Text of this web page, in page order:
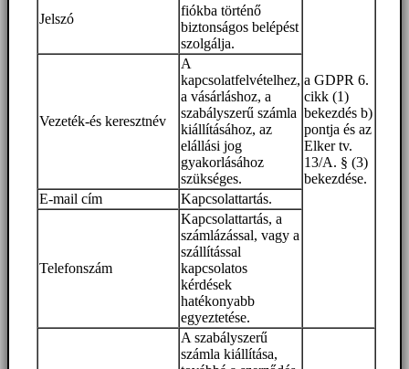
a GDPR 6.
cikk (1)
bekezdés b)
pontja és az
Elker tv.
13/A. § (3)
bekezdése.
Jelszó
fiókba történő
biztonságos belépést
szolgálja.
Vezeték-és keresztnév
A
kapcsolatfelvételhez,
a vásárláshoz, a
szabályszerű számla
kiállításához, az
elállási jog
gyakorlásához
szükséges.
E-mail cím
Kapcsolattartás.
Telefonszám
Kapcsolattartás, a
számlázással, vagy a
szállítással
kapcsolatos
kérdések
hatékonyabb
egyeztetése.
A szabályszerű
számla kiállítása,